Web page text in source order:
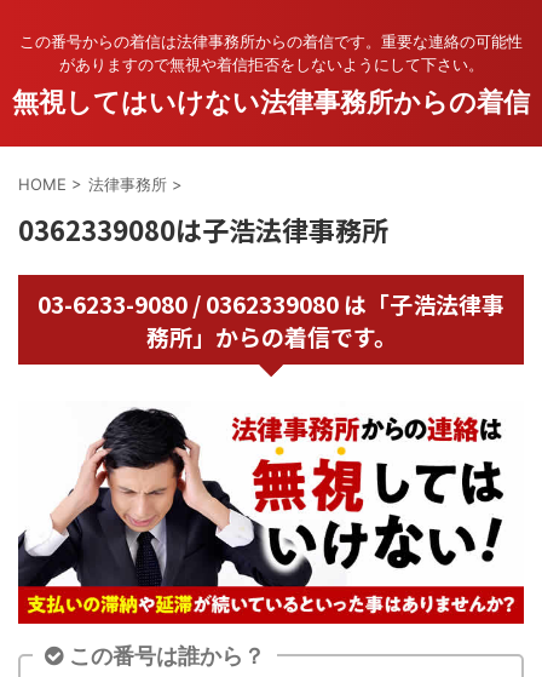
この番号からの着信は法律事務所からの着信です。重要な連絡の可能性
がありますので無視や着信拒否をしないようにして下さい。
無視してはいけない法律事務所からの着信
HOME > 法律事務所 >
0362339080は子浩法律事務所
03-6233-9080 / 0362339080 は「子浩法律事
務所」からの着信です。
この番号は誰から？